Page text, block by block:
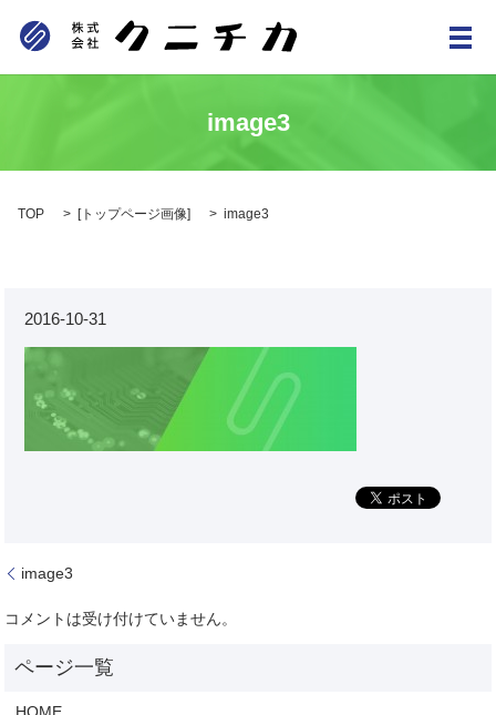
メ
image3
TOP [トップページ画像] image3
2016-10-31
image3
コメントは受け付けていません。
HOME